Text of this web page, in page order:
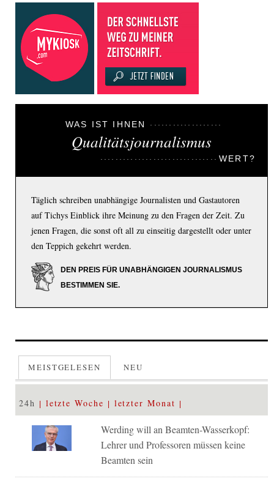
WAS IST IHNEN
Qualitätsjournalismus
WERT?
Täglich schreiben unabhängige Journalisten und Gastautoren
auf Tichys Einblick ihre Meinung zu den Fragen der Zeit. Zu
jenen Fragen, die sonst oft all zu einseitig dargestellt oder unter
den Teppich gekehrt werden.
DEN PREIS FÜR UNABHÄNGIGEN JOURNALISMUS
BESTIMMEN SIE.
MEISTGELESEN NEU
24h letzte Woche letzter Monat
Werding will an Beamten-Wasserkopf:
Lehrer und Professoren müssen keine
Beamten sein